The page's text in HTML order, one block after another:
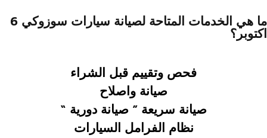
ما هي الخدمات المتاحة لصيانة سيارات سوزوكي 6
اكتوبر؟
فحص وتقييم قبل الشراء
صيانة واصلاح
صيانة سريعة ” صيانة دورية “
نظام الفرامل السيارات